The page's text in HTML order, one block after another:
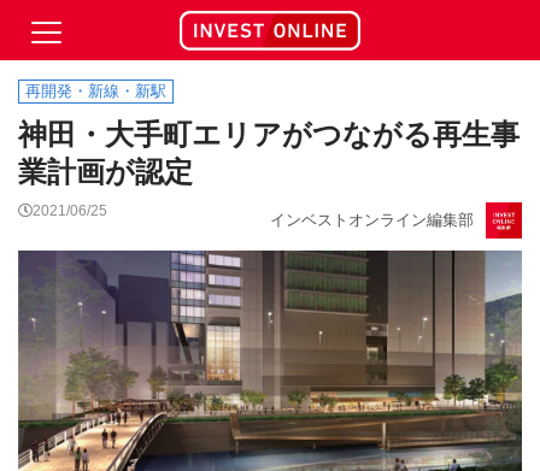
再開発・新線・新駅
神田・大手町エリアがつながる再生事
業計画が認定
2021/06/25 インベストオンライン編集部